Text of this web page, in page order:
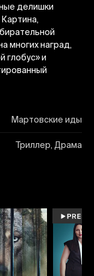
делишки
многих наград,
глобус» и
Мартовские иды
Триллер, Драма